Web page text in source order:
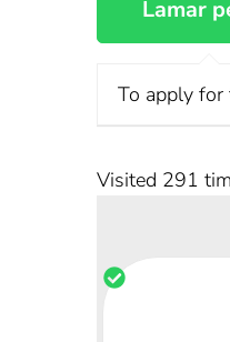
To apply
Visited 291